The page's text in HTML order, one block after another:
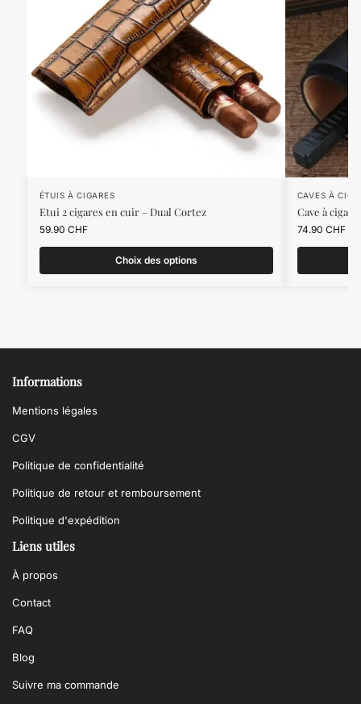
ÉTUIS À CIGARES
Etui 2 cigares en cuir – Dual Cortez
59.90 CHF
Choix des options
CAVES À
Cave à
74.90 CHF
Informations
Mentions légales
CGV
Politique de confidentialité
Politique de retour et remboursement
Politique d'expédition
Liens utiles
À propos
Contact
FAQ
Blog
Suivre ma commande